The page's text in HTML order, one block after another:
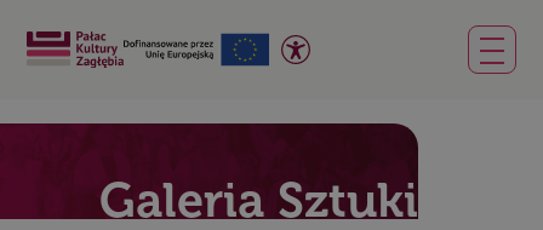
Galeria Sztuki